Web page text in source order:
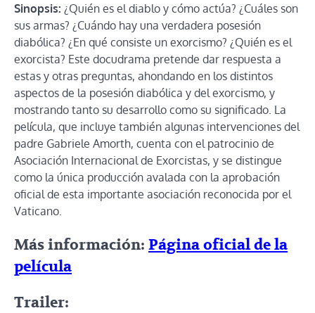
Sinopsis: ¿Quién es el diablo y cómo actúa? ¿Cuáles son
sus armas? ¿Cuándo hay una verdadera posesión
diabólica? ¿En qué consiste un exorcismo? ¿Quién es el
exorcista? Este docudrama pretende dar respuesta a
estas y otras preguntas, ahondando en los distintos
aspectos de la posesión diabólica y del exorcismo, y
mostrando tanto su desarrollo como su significado. La
película, que incluye también algunas intervenciones del
padre Gabriele Amorth, cuenta con el patrocinio de
Asociación Internacional de Exorcistas, y se distingue
como la única producción avalada con la aprobación
oficial de esta importante asociación reconocida por el
Vaticano.
Más información: Página oficial de la
película
Trailer: